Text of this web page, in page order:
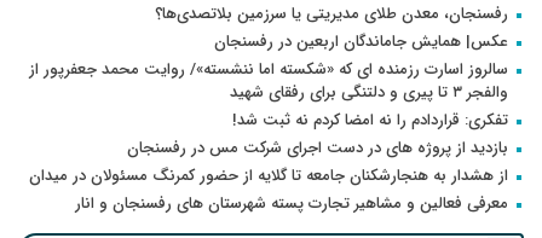
رفسنجان، معدن طلای مدیریتی یا سرزمین بلاتصدی‌ها؟
عکس| همایش جاماندگان اربعین در رفسنجان
سالروز اسارت رزمنده ای که «شکسته اما ننشسته»/ روایت محمد جعفرپور از
والفجر ۳ تا پیری و دلتنگی برای رفقای شهید
تفکری: قراردادم را نه امضا کردم نه ثبت شد!
بازدید از پروژه های در دست اجرای شرکت مس در رفسنجان
از هشدار به هنجارشکنان جامعه تا گلایه از حضور کمرنگ مسئولان در میدان
معرفی فعالین و مشاهیر تجارت پسته شهرستان های رفسنجان و انار